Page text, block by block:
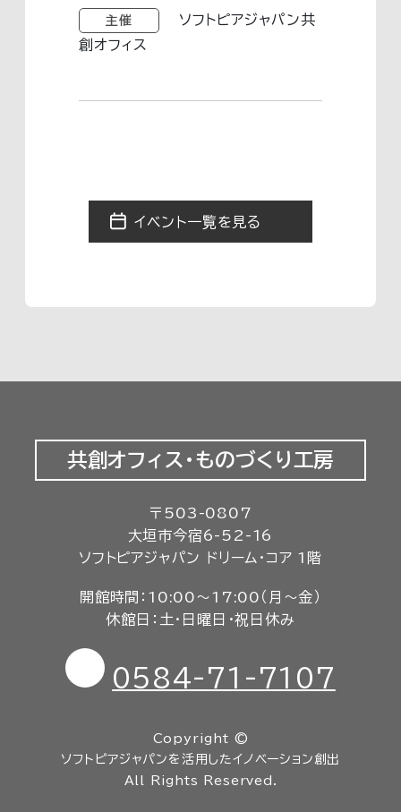
イベント一覧を見る
共創オフィス ・ ものづくり工房
〒503-0807
大垣市今宿6-52-16
ソフトピアジャパン ドリーム・コア 1階
開館時間： 10:00 ～17:00（月～金）
休館日：土・日曜日・祝日休み
0584-71-7107
Copyright ©
ソフトピアジャパンを活用したイノベーション創出
All Rights Reserved.